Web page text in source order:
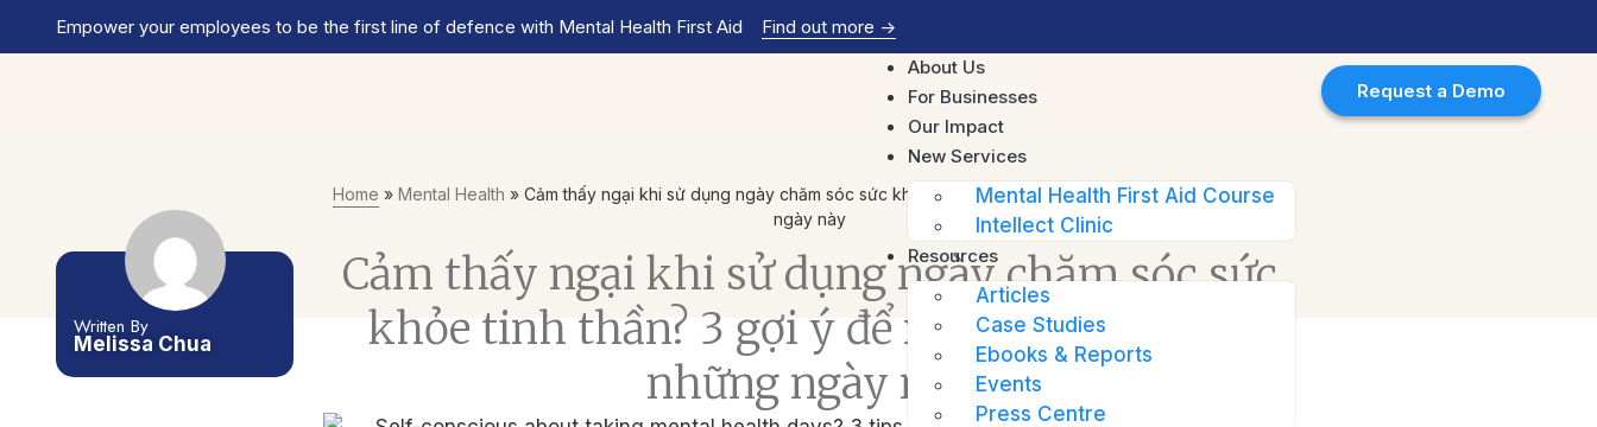
Empower your employees to be the first line of defence with Mental Health First Aid Find out more ->
About Us
For Businesses
Our Impact
New Services
Mental Health First Aid Course
Intellect Clinic
Resources
Articles
Case Studies
Ebooks & Reports
Events
Press Centre
Request a Demo
Written By
Melissa Chua
Home » Mental Health » Cảm thấy ngại khi sử dụng ngày chăm sóc sức khỏe tinh thần? 3 gợi ý để xử lý và tận dụng những
ngày này
Cảm thấy ngại khi sử dụng ngày chăm sóc sức
khỏe tinh thần? 3 gợi ý để xử lý và tận dụng
những ngày này